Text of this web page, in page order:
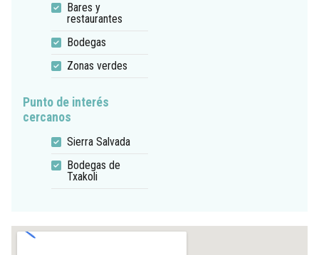
Bares y
restaurantes
Bodegas
Zonas verdes
Punto de interés
cercanos
Sierra Salvada
Bodegas de
Txakoli